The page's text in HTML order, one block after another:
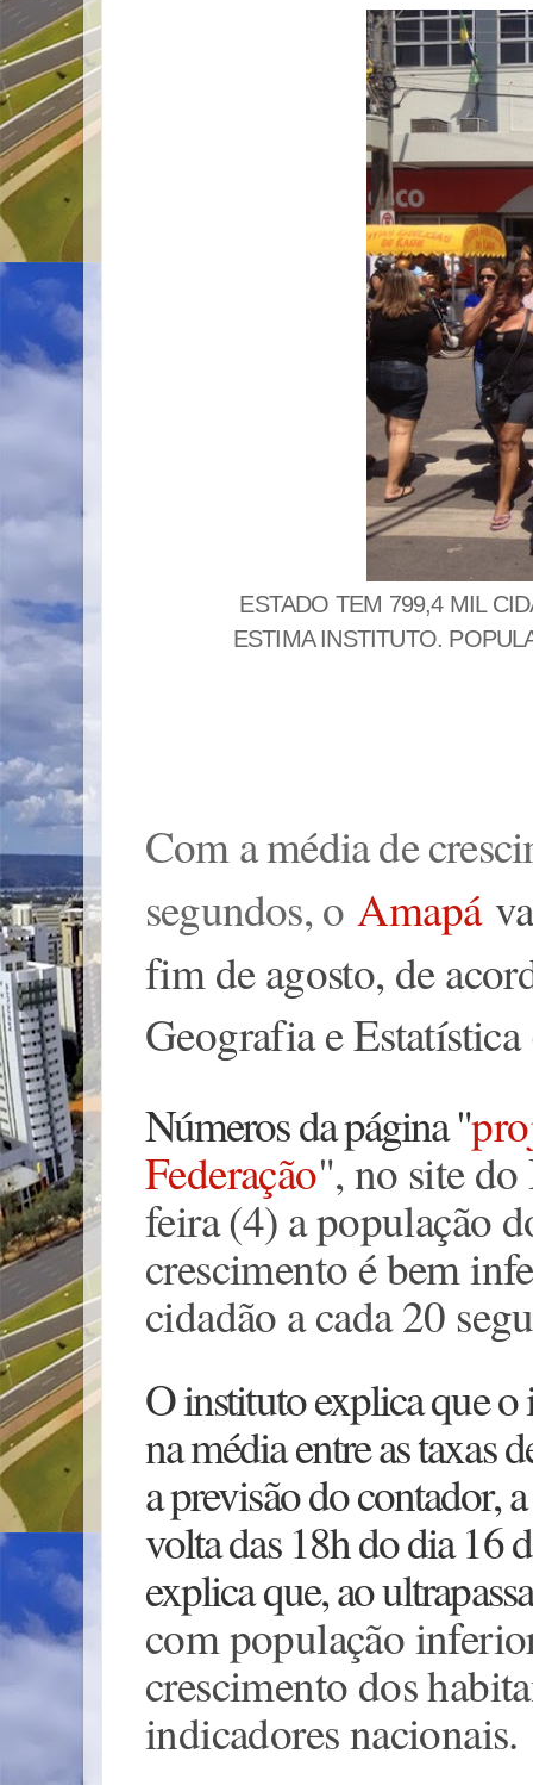
ESTADO TEM 799,4 MIL
ESTIMA INSTITUTO.
Com a média de
segundos, oAmapá
fim de agosto, de
Geografia e
Números da página "
Federação", no site do
feira (4) a população
crescimento é bem
cidadão a cada 20
O instituto explica que o
na média entre as taxas
a previsão do contador,
volta das 18h do dia 16
explica que, ao
com população
crescimento dos
indicadores nacionais.